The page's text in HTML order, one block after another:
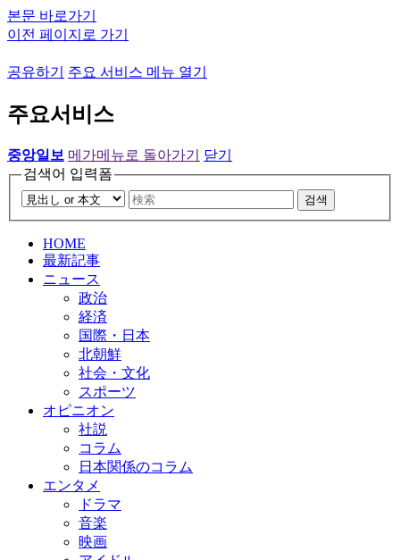
본문 바로가기
이전 페이지로 가기
공유하기 주요 서비스 메뉴 열기
주요서비스
중앙일보 메가메뉴로 돌아가기
닫기
검색어 입력폼
검색
HOME
最新記事
ニュース
政治
経済
国際・日本
北朝鮮
社会・文化
スポーツ
オピニオン
社説
コラム
日本関係のコラム
エンタメ
ドラマ
音楽
映画